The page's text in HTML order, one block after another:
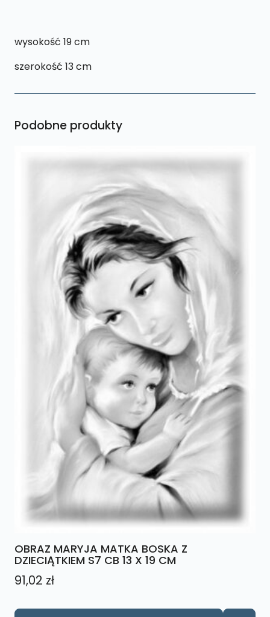
wysokość 19 cm
szerokość 13 cm
Podobne produkty
OBRAZ MARYJA MATKA BOSKA Z
DZIECIĄTKIEM S7 CB 13 X 19 CM
91,02 zł